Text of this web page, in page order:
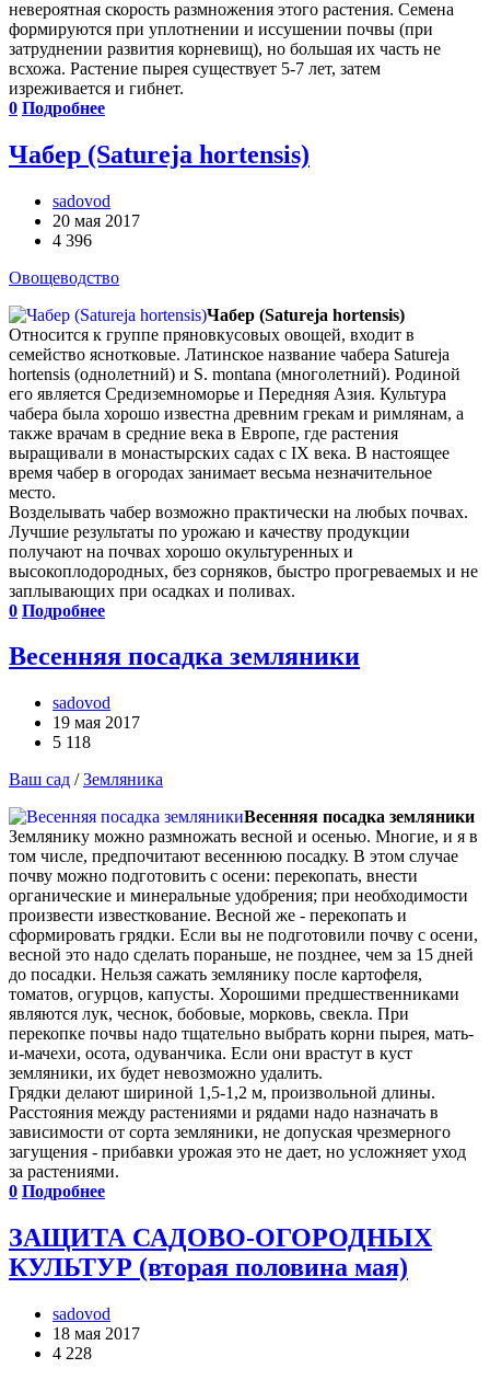
невероятная скорость размножения этого растения. Семена
формируются при уплотнении и иссушении почвы (при
затруднении развития корневищ), но большая их часть не
всхожа. Растение пырея существует 5-7 лет, затем
изреживается и гибнет.
0 Подробнее
Чабер (Satureja hortensis)
sadovod
20 мая 2017
4 396
Овощеводство
Чабер (Satureja hortensis)
Относится к группе пряновкусовых овощей, входит в
семейство яснотковые. Латинское название чабера Satureja
hortensis (однолетний) и S. montana (многолетний). Родиной
его является Средиземноморье и Передняя Азия. Культура
чабера была хорошо известна древним грекам и римлянам, а
также врачам в средние века в Европе, где растения
выращивали в монастырских садах с IX века. В настоящее
время чабер в огородах занимает весьма незначительное
место.
Возделывать чабер возможно практически на любых почвах.
Лучшие результаты по урожаю и качеству продукции
получают на почвах хорошо окультуренных и
высокоплодородных, без сорняков, быстро прогреваемых и не
заплывающих при осадках и поливах.
0 Подробнее
Весенняя посадка земляники
sadovod
19 мая 2017
5 118
Ваш сад /Земляника
Весенняя посадка земляники
Землянику можно размножать весной и осенью. Многие, и я в
том числе, предпочитают весеннюю посадку. В этом случае
почву можно подготовить с осени: перекопать, внести
органические и минеральные удобрения; при необходимости
произвести известкование. Весной же - перекопать и
сформировать грядки. Если вы не подготовили почву с осени,
весной это надо сделать пораньше, не позднее, чем за 15 дней
до посадки. Нельзя сажать землянику после картофеля,
томатов, огурцов, капусты. Хорошими предшественниками
являются лук, чеснок, бобовые, морковь, свекла. При
перекопке почвы надо тщательно выбрать корни пырея, мать-
и-мачехи, осота, одуванчика. Если они врастут в куст
земляники, их будет невозможно удалить.
Грядки делают шириной 1,5-1,2 м, произвольной длины.
Расстояния между растениями и рядами надо назначать в
зависимости от сорта земляники, не допуская чрезмерного
загущения - прибавки урожая это не дает, но усложняет уход
за растениями.
0 Подробнее
ЗАЩИТА САДОВО-ОГОРОДНЫХ
КУЛЬТУР (вторая половина мая)
sadovod
18 мая 2017
4 228